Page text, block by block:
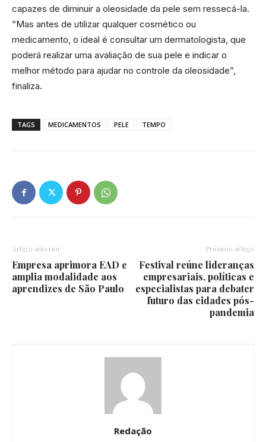
capazes de diminuir a oleosidade da pele sem ressecá-la.
“Mas antes de utilizar qualquer cosmético ou
medicamento, o ideal é consultar um dermatologista, que
poderá realizar uma avaliação de sua pele e indicar o
melhor método para ajudar no controle da oleosidade”,
finaliza.
TAGS MEDICAMENTOS PELE TEMPO
Artigo anterior
Empresa aprimora EAD e
amplia modalidade aos
aprendizes de São Paulo
Próximo artigo
Festival reúne lideranças
empresariais, políticas e
especialistas para debater
futuro das cidades pós-
pandemia
Redação